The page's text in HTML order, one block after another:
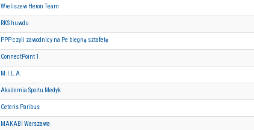
Wieliszew Heron Team
RKS huwdu
PPP czyli zawodnicy na Pe biegną sztafetę
ConnectPoint 1
M.I.L.A.
Akademia Sportu Medyk
Ceteris Paribus
MAKABI Warszawa